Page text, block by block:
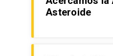
Asteroide